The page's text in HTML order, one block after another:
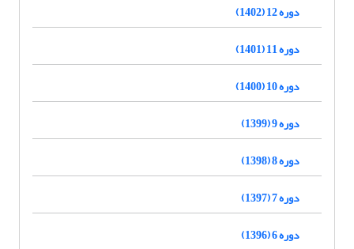
دوره 12 (1402)
دوره 11 (1401)
دوره 10 (1400)
دوره 9 (1399)
دوره 8 (1398)
دوره 7 (1397)
دوره 6 (1396)